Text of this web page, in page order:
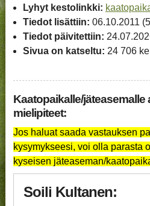
Lyhyt kestolinkki:
Tiedot lisättiin: 06.10.2011
Tiedot päivitettiin:
Sivua on katseltu: 24 706
Kaatopaikalle/jäteasemalle
mielipiteet:
Jos haluat saada vastauksen
kysymykseesi, voi olla parasta
kyseisen jäteaseman/
Soili Kultanen: